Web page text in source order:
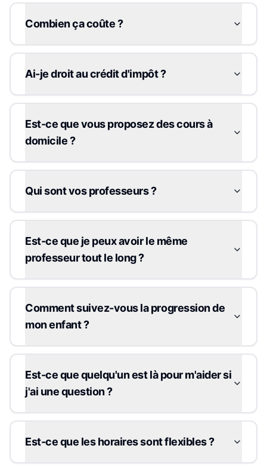
Combien ça coûte ?
Ai-je droit au crédit d'impôt ?
Est-ce que vous proposez des cours à
domicile ?
Qui sont vos professeurs ?
Est-ce que je peux avoir le même
professeur tout le long ?
Comment suivez-vous la progression de
mon enfant ?
Est-ce que quelqu'un est là pour m'aider si
j'ai une question ?
Est-ce que les horaires sont flexibles ?